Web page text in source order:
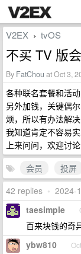
V2EX › tvOS
不买 TV 版
By FatChou at Oct 3,
各种联名套餐和活
另外加钱，关键偶
烦，所以有办法解决
我知道肯定不容易
上来问问，欢迎讨论
会员
投屏
42 replies • 2024-
taesimple
百来块钱的奇
ybw810